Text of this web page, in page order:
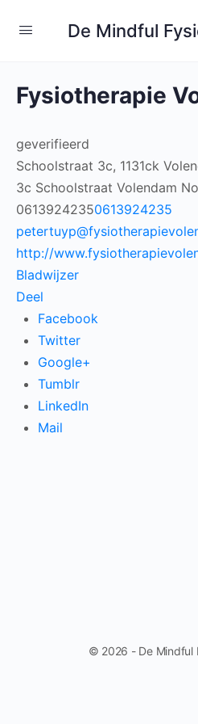
De Mindful
Fysiotherapie
geverifieerd
Schoolstraat 3c, 1131ck
3c Schoolstraat Volendam
06139242350613924235
http://
Bladwijzer
Deel
Facebook
Twitter
Google+
Tumblr
LinkedIn
Mail
© 2026 - De Mindful